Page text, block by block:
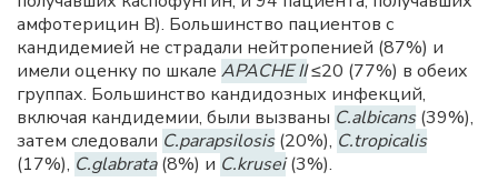
амфотерицин В). Большинство пациентов с
кандидемией не страдали нейтропенией (87%) и
имели оценку по шкале APACHE II≤20 (77%) в обеих
группах. Большинство кандидозных инфекций,
включая кандидемии, были вызваны C.albicans(39%),
затем следовали C.parapsilosis(20%), C.tropicalis
(17%), C.glabrata(8%) и C.krusei(3%).